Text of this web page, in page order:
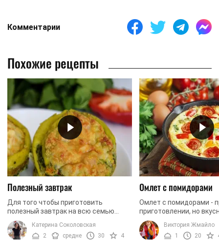
Комментарии
Похожие рецепты
Полезный завтрак
Для того чтобы приготовить
полезный завтрак на всю семью
порой у нас не всегда хватает
времени. А иногда вместо завтрака
так хочется еще поспать ...
Катерина Соколовская
2
средне 30 4
Омлет с помидорами
Омлет с помидорами -
приготовлении, но
завтрак. Мы
в омлет любимые
остроты. Специи ...
Виктория Жмайло
1
20